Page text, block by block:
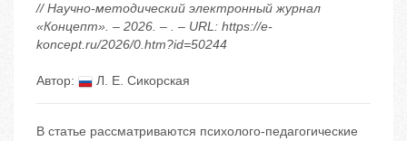
// Научно-методический электронный журнал
«Концепт». – 2026. – . – URL: https://e-
koncept.ru/2026/0.htm?id=50244
Автор: Л. Е. Сикорская
В статье рассматриваются психолого-педагогические